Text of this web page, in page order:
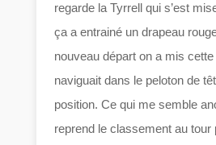
regarde la Tyrrell qui s’est
ça a entrainé un drapeau
nouveau départ on a mis
naviguait dans le peloton de
position. Ce qui me semble
reprend le classement au tour